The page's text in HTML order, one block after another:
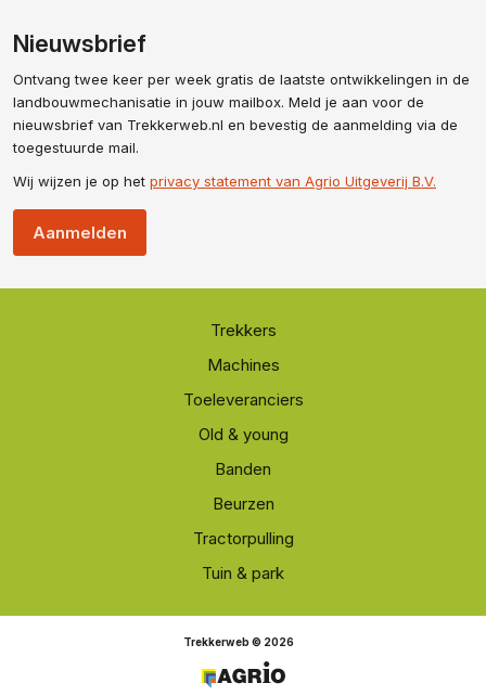
Nieuwsbrief
Ontvang twee keer per week gratis de laatste ontwikkelingen in de
landbouwmechanisatie in jouw mailbox. Meld je aan voor de
nieuwsbrief van Trekkerweb.nl en bevestig de aanmelding via de
toegestuurde mail.
Wij wijzen je op het privacy statement van Agrio Uitgeverij B.V.
Aanmelden
Trekkers
Machines
Toeleveranciers
Old & young
Banden
Beurzen
Tractorpulling
Tuin & park
Trekkerweb © 2026